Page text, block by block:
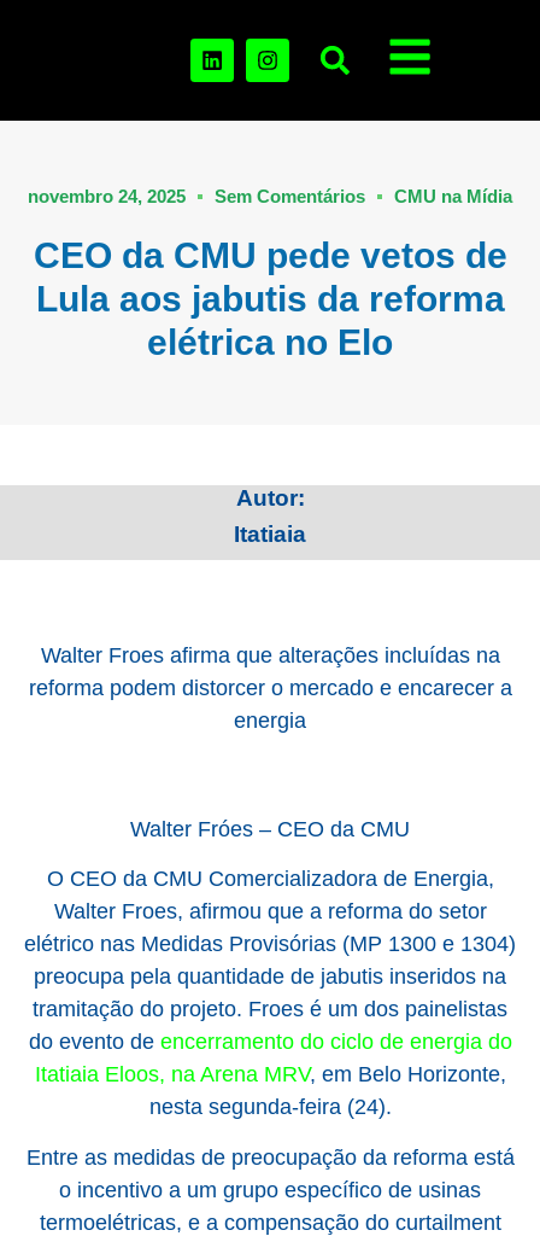
novembro 24, 2025 Sem Comentários CMU na Mídia
CEO da CMU pede vetos de
Lula aos jabutis da reforma
elétrica no Elo
Autor:
Itatiaia
Walter Froes afirma que alterações incluídas na
reforma podem distorcer o mercado e encarecer a
energia
Walter Fróes – CEO da CMU
O CEO da CMU Comercializadora de Energia,
Walter Froes, afirmou que a reforma do setor
elétrico nas Medidas Provisórias (MP 1300 e 1304)
preocupa pela quantidade de jabutis inseridos na
tramitação do projeto. Froes é um dos painelistas
do evento de encerramento do ciclo de energia do
Itatiaia Eloos, na Arena MRV, em Belo Horizonte,
nesta segunda-feira (24).
Entre as medidas de preocupação da reforma está
o incentivo a um grupo específico de usinas
termoelétricas, e a compensação do curtailment